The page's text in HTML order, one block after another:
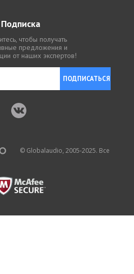
Подписка
чтобы получать
предложения и
от наших экспертов!
ПОДПИСАТЬСЯ
© Globalaudio, 2005-2025. Все